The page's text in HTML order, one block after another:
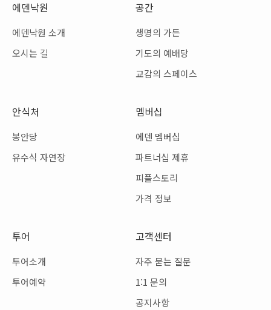
에덴낙원
에덴낙원 소개
오시는 길
공간
생명의 가든
기도의 예배당
교감의 스페이스
안식처
봉안당
유수식 자연장
멤버십
에덴 멤버십
파트너십 제휴
피플스토리
가격 정보
투어
투어소개
투어예약
고객센터
자주 묻는 질문
1:1 문의
공지사항